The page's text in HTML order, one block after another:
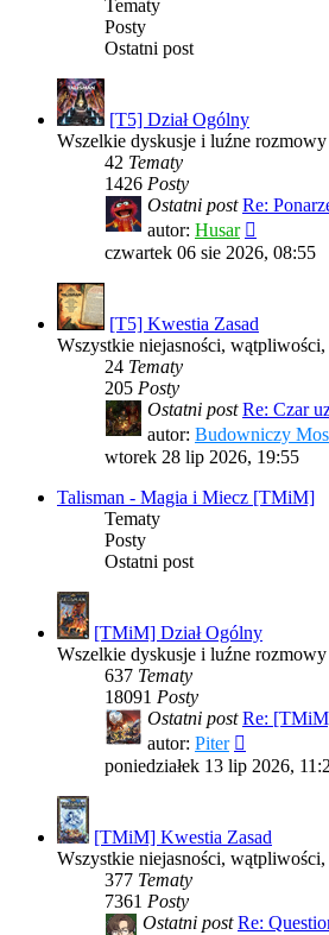
Tematy
Posty
Ostatni post
[T5] Dział Ogólny
Wszelkie dyskusje i luźne
42 Tematy
1426 Posty
Ostatni post Re:
autor: Husar
najnowszy
post
czwartek 06 sie 2026, 08:55
[T5] Kwestia Zasad
Wszystkie niejasności, wątpliwości,
24 Tematy
205 Posty
Ostatni post Re: Czar
autor: Budowniczy
wtorek 28 lip 2026, 19:55
Talisman - Magia i Miecz [TMiM]
Tematy
Posty
Ostatni post
[TMiM] Dział Ogólny
Wszelkie dyskusje i luźne
637 Tematy
18091 Posty
Ostatni post Re:
autor: Piter
najnowszy
poniedziałek 13 lip 2026,
[TMiM] Kwestia Zasad
Wszystkie niejasności, wątpliwości,
377 Tematy
7361 Posty
Ostatni post Re: